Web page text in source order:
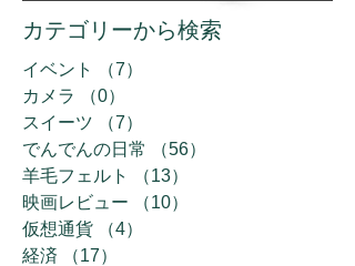
カテゴリーから検索
イベント （7）
カメラ
（0）
スイーツ
（7）
でんでんの日常
（56）
羊毛フェルト
（13）
映画レビュー
（10）
仮想通貨
（4）
経済
（17）